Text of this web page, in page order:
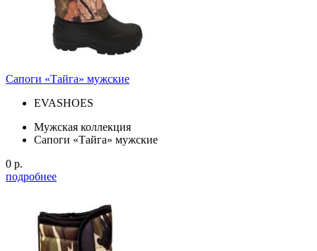
Сапоги «Тайга» мужские
EVASHOES
Мужская коллекция
Сапоги «Тайга» мужские
0 р.
подробнее